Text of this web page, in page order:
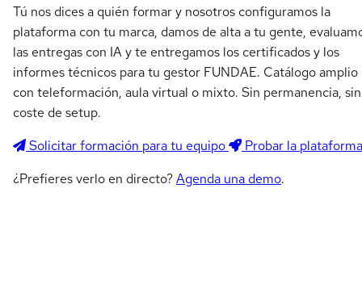
Tú nos dices a quién formar y nosotros configuramos la
plataforma con tu marca, damos de alta a tu gente,
las entregas con IA y te entregamos los certificados y los
informes técnicos para tu gestor FUNDAE. Catálogo amplio
con teleformación, aula virtual o mixto. Sin permanencia, sin
coste de setup.
Solicitar formación para tu equipo
Probar la plataforma
¿Prefieres verlo en directo?Agenda una demo.